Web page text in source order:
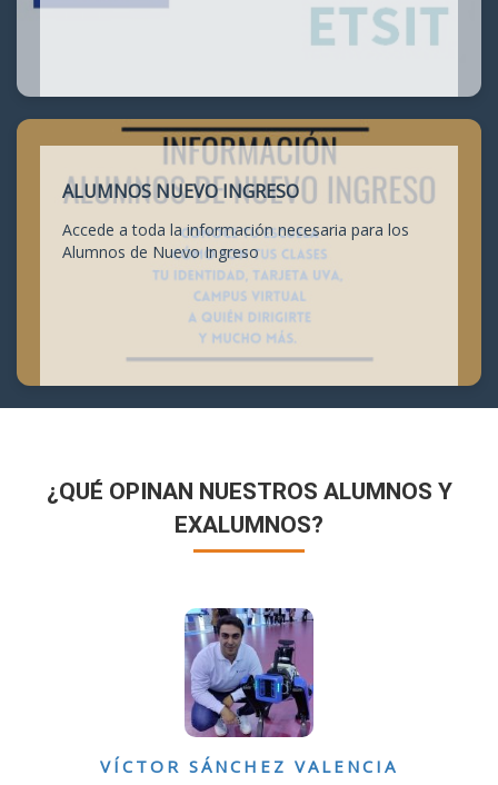
ALUMNOS NUEVO INGRESO
Accede a toda la información necesaria para los
Alumnos de Nuevo Ingreso
¿QUÉ OPINAN NUESTROS ALUMNOS Y
EXALUMNOS?
VÍCTOR SÁNCHEZ VALENCIA